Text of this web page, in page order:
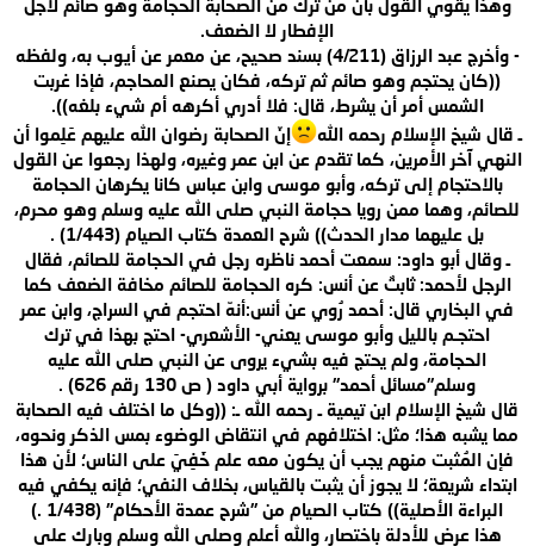
الإفطار لا الضعف.
- وأخرج عبد الرزاق (4/211) بسند صحيح، عن معمر عن أيوب به، ولفظه
((كان يحتجم وهو صائم ثم تركه، فكان يصنع المحاجم، فإذا غربت
الشمس أمر أن يشرط، قال: فلا أدري أكرهه أم شيء بلغه)).
ـ قال شيخ الإسلام رحمه الله
إنّ الصحابة رضوان الله عليهم عَلِموا أن
النهي آخر الأمرين، كما تقدم عن ابن عمر وغيره، ولهذا رجعوا عن القول
بالاحتجام إلى تركه، وأبو موسى وابن عباس كانا يكرهان الحجامة
للصائم، وهما ممن رويا حجامة النبي صلى الله عليه وسلم وهو محرم،
بل عليهما مدار الحدث)) شرح العمدة كتاب الصيام (1/443) .
ـ وقال أبو داود: سمعت أحمد ناظره رجل في الحجامة للصائم، فقال
الرجل لأحمد: ثابتٌ عن أنس: كره الحجامة للصائم مخافة الضعف كما
في البخاري قال: أحمد رُوي عن أنس:أنهّ احتجم في السراج، وابن عمر
احتجـم بالليل وأبو موسى يعني- الأشعري- احتج بهذا في ترك
الحجامة، ولم يحتج فيه بشيء يروى عن النبي صلى الله عليه
وسلم"مسائل أحمد" برواية أبي داود ( ص 130 رقم 626) .
قال شيخ الإسلام ابن تيمية ـ رحمه الله ـ: ((وكل ما اختلف فيه الصحابة
مما يشبه هذا؛ مثل: اختلافهم في انتقاض الوضوء بمس الذكر ونحوه،
فإن المُثبت منهم يجب أن يكون معه علم خَفِيَ على الناس؛ لأن هذا
ابتداء شريعة؛ لا يجوز أن يثبت بالقياس، بخلاف النفي؛ فإنه يكفي فيه
البراءة الأصلية)) كتاب الصيام من "شرح عمدة الأحكام" (1/438 .)
هذا عرض للأدلة باختصار، والله أعلم وصلى الله وسلم وبارك على